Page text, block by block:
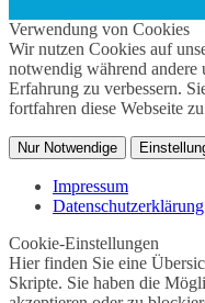
Verwendung von Cookies
Wir nutzen Cookies auf
notwendig während andere
Erfahrung zu verbessern.
fortfahren diese Webseite
Nur Notwendige
Impressum
Datenschutzerklärung
Cookie-Einstellungen
Hier finden Sie eine
Skripte. Sie haben die